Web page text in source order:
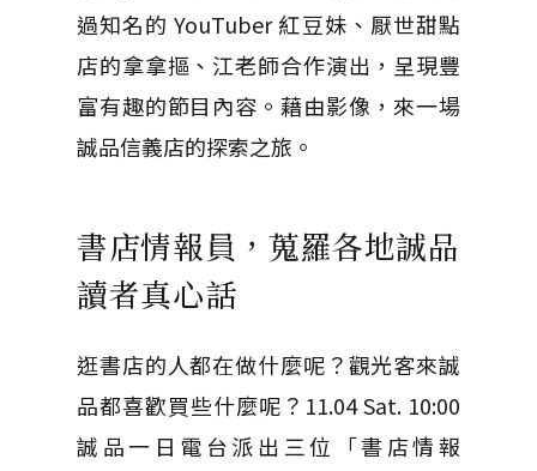
過知名的 YouTuber 紅豆妹、厭世甜點
店的拿拿摳、江老師合作演出，呈現豐
富有趣的節目內容。藉由影像，來一場
誠品信義店的探索之旅。
書店情報員，蒐羅各地誠品
讀者真心話
逛書店的人都在做什麼呢？觀光客來誠
品都喜歡買些什麼呢？11.04 Sat. 10:00
誠品一日電台派出三位「書店情報